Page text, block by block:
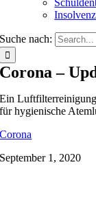
Insolvenz
Suche nach:
Corona –
Ein
für hygienische
Corona
September 1, 2020